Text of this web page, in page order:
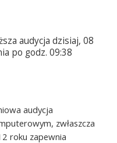
audycja dzisiaj, 08
po godz. 09:38
audycja
zwłaszcza
roku zapewnia